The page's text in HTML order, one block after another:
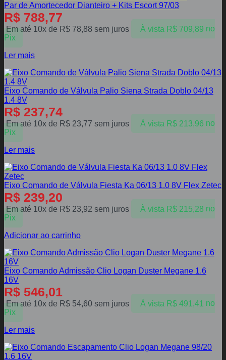
Par de Amortecedor Dianteiro + Kits Escort 97/03
R$ 788,77
Em até 10x de R$ 78,88 sem juros À vista R$709,89 no
Pix
Ler mais
Eixo Comando de Válvula Palio Siena Strada Doblo 04/13
1.4 8V
R$ 237,74
Em até 10x de R$ 23,77 sem juros À vista R$213,96 no
Pix
Ler mais
Eixo Comando de Válvula Fiesta Ka 06/13 1.0 8V Flex Zetec
R$ 239,20
Em até 10x de R$ 23,92 sem juros À vista R$215,28 no
Pix
Adicionar ao carrinho
Eixo Comando Admissão Clio Logan Duster Megane 1.6
16V
R$ 546,01
Em até 10x de R$ 54,60 sem juros À vista R$491,41 no
Pix
Ler mais